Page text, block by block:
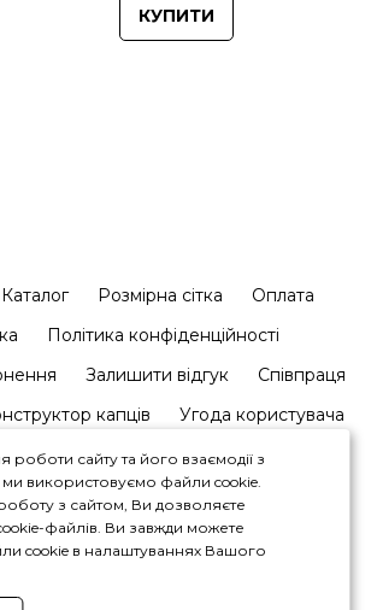
КУПИТИ
Каталог Розмірна сітка
Оплата
Політика конфіденційності
Залишити відгук
Співпраця
капців Угода користувача
+380964446450
сайту та його взаємодії з
використовуємо файли cookie.
з сайтом, Ви дозволяєте
файлів. Ви завжди можете
cookie в налаштуваннях Вашого